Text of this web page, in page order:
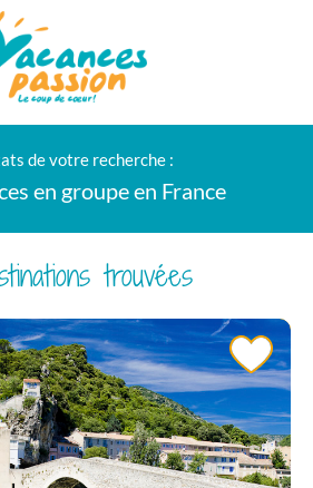
BONS PLANS
de votre recherche :
en groupe en France
trouvées